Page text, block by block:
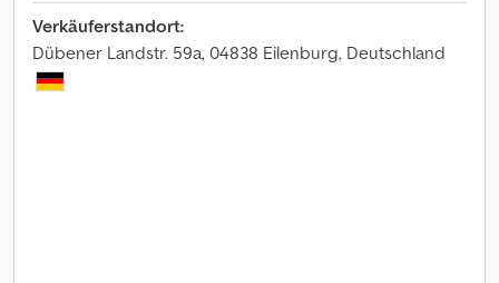
Verkäuferstandort:
Dübener Landstr. 59a, 04838 Eilenburg, Deutschland